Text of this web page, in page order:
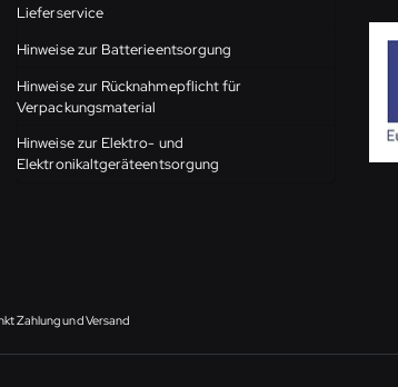
Lieferservice
Hinweise zur Batterieentsorgung
Hinweise zur Rücknahmepflicht für
Verpackungsmaterial
Hinweise zur Elektro- und
Elektronikaltgeräteentsorgung
Zahlung und Versand